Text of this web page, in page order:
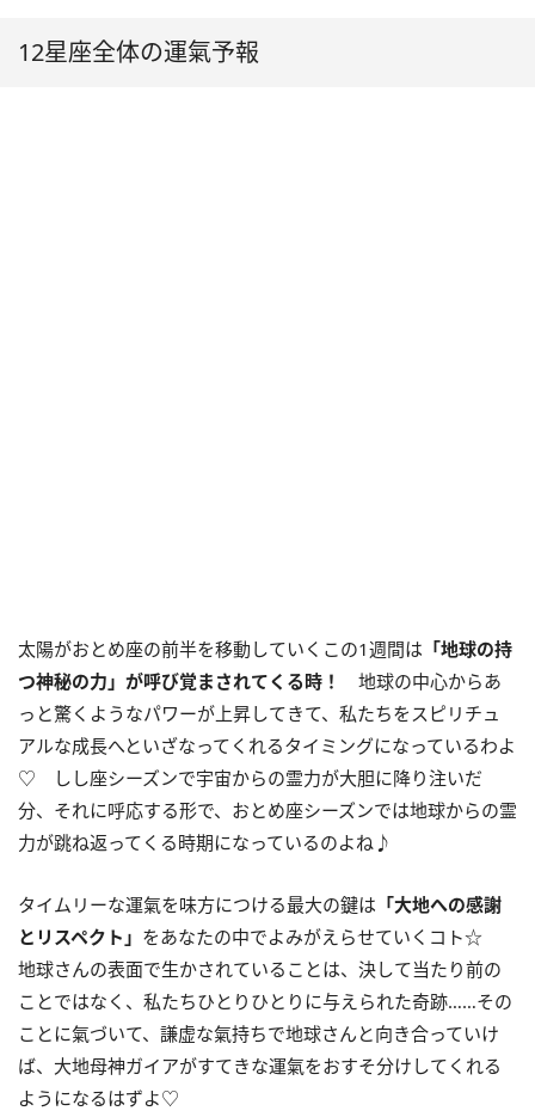
12星座全体の運氣予報
太陽がおとめ座の前半を移動していくこの1週間は 「地球の持
つ神秘の力」が呼び覚まされてくる時！
地球の中心からあ
っと驚くようなパワーが上昇してきて、私たちをスピリチュ
アルな成長へといざなってくれるタイミングになっているわよ
♡ しし座シーズンで宇宙からの霊力が大胆に降り注いだ
分、それに呼応する形で、おとめ座シーズンでは地球からの霊
力が跳ね返ってくる時期になっているのよね♪
タイムリーな運氣を味方につける最大の鍵は 「大地への感謝
とリスペクト」 をあなたの中でよみがえらせていくコト☆
地球さんの表面で生かされていることは、決して当たり前の
ことではなく、私たちひとりひとりに与えられた奇跡……その
ことに氣づいて、謙虚な氣持ちで地球さんと向き合っていけ
ば、大地母神ガイアがすてきな運氣をおすそ分けしてくれる
ようになるはずよ♡